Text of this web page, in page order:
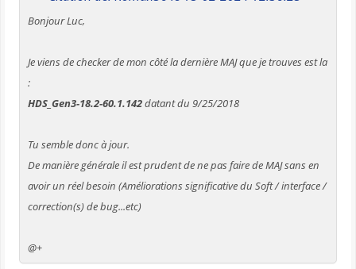
Bonjour Luc,
Je viens de checker de mon côté la dernière MAJ que je trouves est la
:
HDS_Gen3-18.2-60.1.142datant du 9/25/2018
Tu semble donc à jour.
De manière générale il est prudent de ne pas faire de MAJ sans en
avoir un réel besoin (Améliorations significative du Soft / interface /
correction(s) de bug...etc)
@+